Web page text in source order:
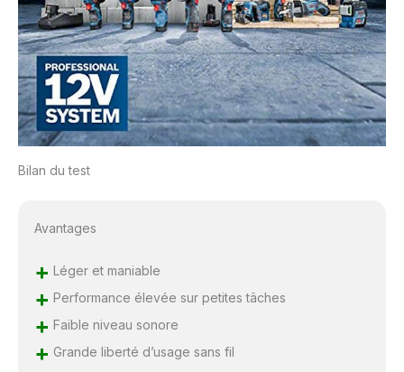
Bilan du test
Avantages
+ Léger et maniable
+ Performance élevée sur petites tâches
+ Faible niveau sonore
+ Grande liberté d’usage sans fil